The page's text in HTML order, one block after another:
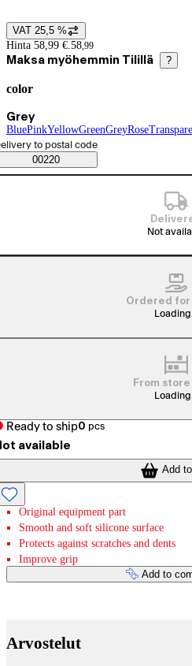
Price details
VAT 25,5 %
Hinta 58,99 €. 58,99
Maksa myöhemmin Tilillä ?
color
Current selection Grey
Grey
Blue(color)
Pink(color)
Yellow(color)
Green(color)
Grey(color)
Rose(color)
Saatavuustiedot
order method
to postal code
00220
Not
Ordered for
From
Ready to ship0 pcs
available
Add
Original equipment part
Smooth and soft silicone surface
Protects against scratches and dents
Improve grip
Add to
Arvostelut